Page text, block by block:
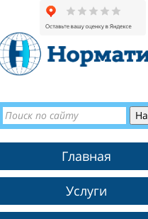
Главная
Услуги